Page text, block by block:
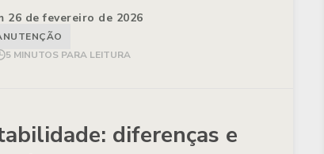
26 de fevereiro de 2026
5 MINUTOS PARA LEITURA
diferenças e